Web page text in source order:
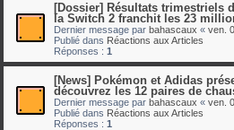
[Dossier] Résultats trimestriels
la Switch 2 franchit les 23
Dernier message par bahascaux « ven.
Publié dans Réactions aux Articles
Réponses : 1
[News] Pokémon et Adidas
découvrez les 12 paires de
Dernier message par bahascaux « ven.
Publié dans Réactions aux Articles
Réponses : 1